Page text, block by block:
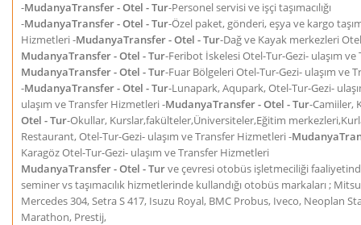
-MudanyaTransfer - Otel - Tur-Personel servisi ve işçi taşımacılığı
-MudanyaTransfer - Otel - Tur-Özel paket, gönderi, eşya ve kargo
Hizmetleri -MudanyaTransfer - Otel - Tur-Dağ ve Kayak merkezleri
MudanyaTransfer - Otel - Tur-Feribot İskelesi Otel-Tur-Gezi- ulaşım
MudanyaTransfer - Otel - Tur-Fuar Bölgeleri Otel-Tur-Gezi- ulaşım ve
-MudanyaTransfer - Otel - Tur-Lunapark, Aqupark, Otel-Tur-Gezi-
ulaşım ve Transfer Hizmetleri -MudanyaTransfer - Otel - Tur-Camiiler,
Otel - Tur-Okullar, Kurslar,fakülteler,Üniversiteler,Eğitim
Restaurant, Otel-Tur-Gezi- ulaşım ve Transfer Hizmetleri -
Karagöz Otel-Tur-Gezi- ulaşım ve Transfer Hizmetleri
MudanyaTransfer - Otel - Turve çevresi otobüs işletmeciliği
seminer vs taşımacılık hizmetlerinde kullandığı otobüs markaları ;
Mercedes 304, Setra S 417, Isuzu Royal, BMC Probus, Iveco, Neoplan
Marathon, Prestij,